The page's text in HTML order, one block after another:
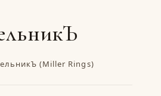
(Miller Rings)